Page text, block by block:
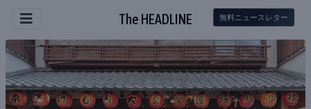
The HEADLINE 無料ニュースレター